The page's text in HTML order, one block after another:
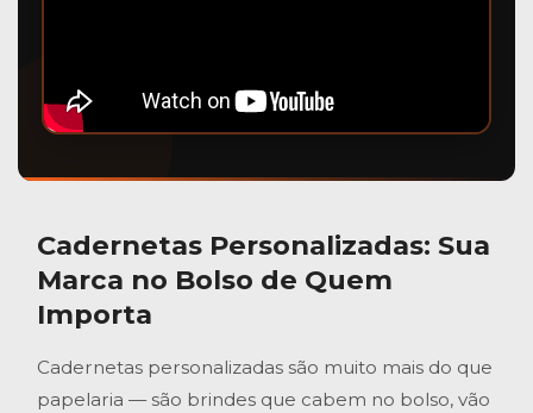
Cadernetas Personalizadas: Sua
Marca no Bolso de Quem
Importa
Cadernetas personalizadas são muito mais do que
papelaria — são brindes que cabem no bolso, vão